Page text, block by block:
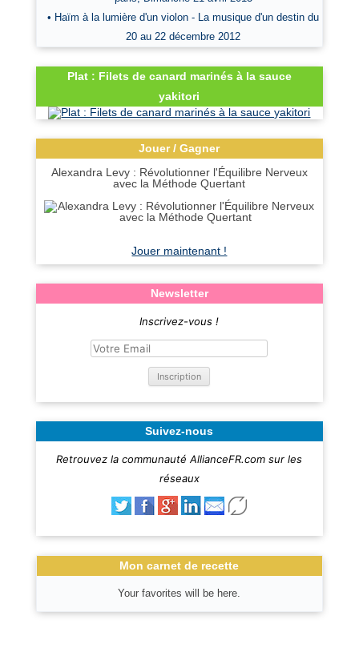
• Haïm à la lumière d'un violon - La musique d'un destin du
20 au 22 décembre 2012
Plat : Filets de canard marinés à la sauce
yakitori
Jouer / Gagner
Alexandra Levy : Révolutionner l'Équilibre Nerveux
avec la Méthode Quertant
Jouer maintenant !
Newsletter
Inscrivez-vous !
Suivez-nous
Retrouvez la communauté AllianceFR.com sur les
réseaux
Mon carnet de recette
Your favorites will be here.